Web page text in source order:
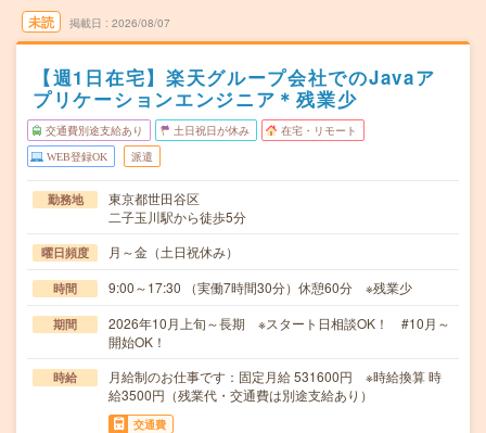
未読 掲載日 2026/08/07
【週1日在宅】楽天グループ会社でのJavaア
プリケーションエンジニア＊残業少
交通費別途支給あり 土日祝日が休み 在宅・リモート
WEB登録OK 派遣
勤務地
東京都世田谷区
二子玉川駅から徒歩5分
曜日頻度 月～金（土日祝休み）
時間 9:00～17:30 （実働7時間30分）休憩60分 ※残業少
期間
2026年10月上旬～長期 ※スタート日相談OK！ #10月～
開始OK！
時給
月給制のお仕事です：固定月給 531600円 ※時給換算 時
給3500円（残業代・交通費は別途支給あり）
交通費